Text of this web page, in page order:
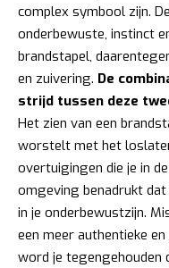
complex symbool zijn.
onderbewuste, instinct
brandstapel,
en zuivering. De
strijd tussen deze
Het zien van een
worstelt met het
overtuigingen die je in
omgeving benadrukt
in je onderbewustzijn.
een meer authentieke
word je tegengehouden